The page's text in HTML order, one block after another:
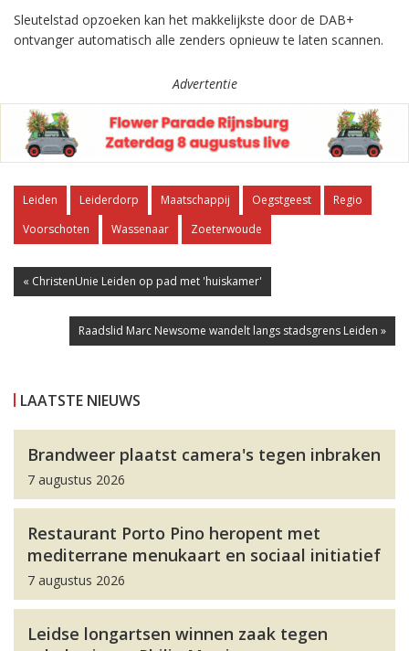
Sleutelstad opzoeken kan het makkelijkste door de DAB+
ontvanger automatisch alle zenders opnieuw te laten scannen.
Advertentie
Leiden Leiderdorp Maatschappij Oegstgeest
Regio
Voorschoten
Wassenaar Zoeterwoude
« ChristenUnie Leiden op pad met 'huiskamer'
Raadslid Marc Newsome wandelt langs stadsgrens Leiden »
LAATSTE NIEUWS
Brandweer plaatst camera's tegen inbraken
7 augustus 2026
Restaurant Porto Pino heropent met
mediterrane menukaart en sociaal initiatief
7 augustus 2026
Leidse longartsen winnen zaak tegen